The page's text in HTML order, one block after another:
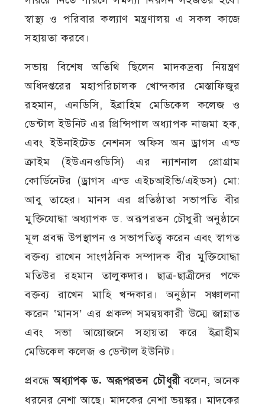
স্বাস্থ্য ও পরিবার কল্যাণ মন্ত্রণালয় এ সকল কাজে
সহায়তা করবে।
সভায় বিশেষ অতিথি ছিলেন মাদকদ্রব্য নিয়ন্ত্রণ
অধিদপ্তরের মহাপরিচালক খোন্দকার মেস্তাফিজুর
রহমান, এনডিসি, ইব্রাহিম মেডিকেল কলেজ ও
ডেন্টাল ইউনিট এর প্রিন্সিপাল অধ্যাপক নাজমা হক,
এবং ইউনাইটেড নেশনস অফিস অন ড্রাগস এন্ড
ক্রাইম (ইউএনওডিসি) এর ন্যাশনাল প্রোগ্রাম
কোর্ডিনেটর (ড্রাগস এন্ড এইচআইভি/এইডস) মো:
আবু তাহের। মানস এর প্রতিষ্ঠাতা সভাপতি বীর
মুক্তিযোদ্ধা অধ্যাপক ড. অরূপরতন চৌধুরী অনুষ্ঠানে
মূল প্রবন্ধ উপস্থাপন ও সভাপতিত্ব করেন এবং স্বাগত
বক্তব্য রাখেন সাংগঠনিক সম্পাদক বীর মুক্তিযোদ্ধা
মতিউর রহমান তালুকদার। ছাত্র-ছাত্রীদের পক্ষে
বক্তব্য রাখেন মাহি খন্দকার। অনুষ্ঠান সঞ্চালনা
করেন ‘মানস’ এর প্রকল্প সমন্বয়কারী উম্মে জান্নাত
এবং সভা আয়োজনে সহায়তা করে ইব্রাহীম
মেডিকেল কলেজ ও ডেন্টাল ইউনিট।
প্রবন্ধেঅধ্যাপক ড. অরূপরতন চৌধুরীবলেন, অনেক
ধরনের নেশা আছে। মাদকের নেশা ভয়ঙ্কর। মাদকের